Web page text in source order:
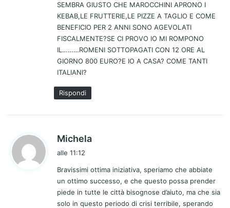
SEMBRA GIUSTO CHE MAROCCHINI APRONO I
KEBAB,LE FRUTTERIE,LE PIZZE A TAGLIO E COME
BENEFICIO PER 2 ANNI SONO AGEVOLATI
FISCALMENTE?SE CI PROVO IO MI ROMPONO
IL………ROMENI SOTTOPAGATI CON 12 ORE AL
GIORNO 800 EURO?E IO A CASA? COME TANTI
ITALIANI?
Rispondi
Michela
e
t
t
alle 11:12
Bravissimi ottima iniziativa, speriamo che abbiate
un ottimo successo, e che questo possa prender
piede in tutte le città bisognose d’aiuto, ma che sia
solo in questo periodo di crisi terribile, sperando